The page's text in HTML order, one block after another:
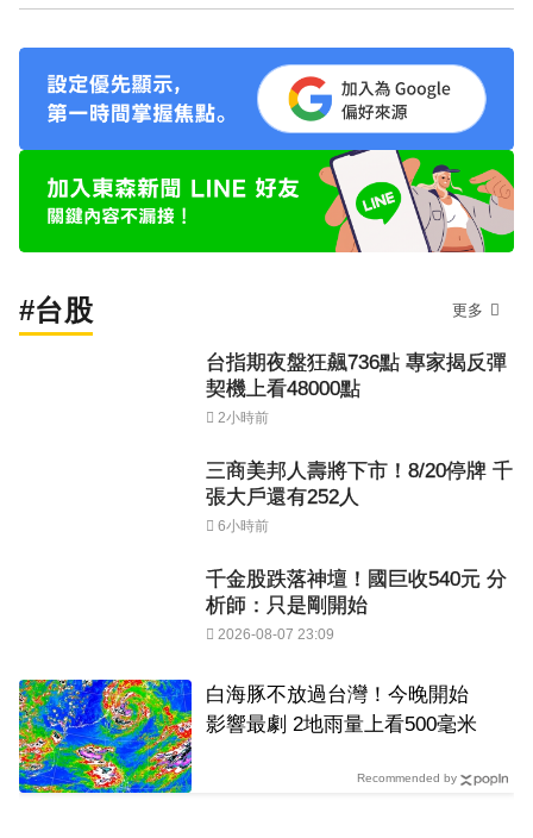
#台股 更多
台指期夜盤狂飆736點 專家揭反彈
契機上看48000點
2小時前
三商美邦人壽將下市！8/20停牌 千
張大戶還有252人
6小時前
千金股跌落神壇！國巨收540元 分
析師：只是剛開始
2026-08-07 23:09
白海豚不放過台灣！今晚開始
影響最劇 2地雨量上看500毫米
Recommended by